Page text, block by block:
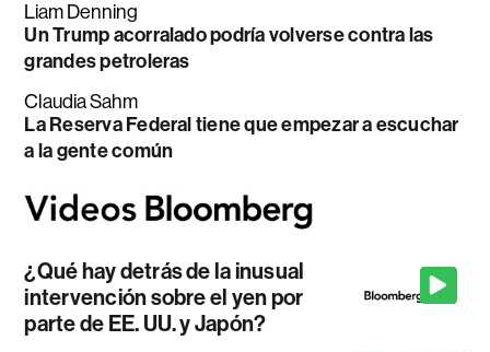
Liam Denning
Un Trump acorralado podría volverse contra las
grandes petroleras
Claudia Sahm
La Reserva Federal tiene que empezar a escuchar
a la gente común
¿Qué hay detrás de la inusual
intervención sobre el yen por
parte de EE. UU. y Japón?